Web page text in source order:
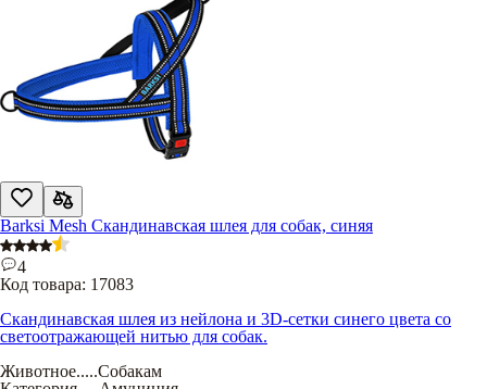
Barksi Mesh Скандинавская шлея для собак, синяя
4
Код товара: 17083
Скандинавская шлея из нейлона и 3D-сетки синего цвета со
светоотражающей нитью для собак.
Животное.....Собакам